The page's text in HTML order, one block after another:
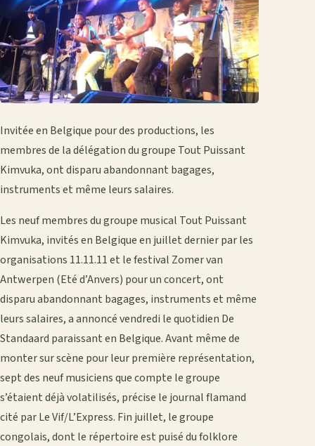
Invitée en Belgique pour des productions, les
membres de la délégation du groupe Tout Puissant
Kimvuka, ont disparu abandonnant bagages,
instruments et même leurs salaires.
Les neuf membres du groupe musical Tout Puissant
Kimvuka, invités en Belgique en juillet dernier par les
organisations 11.11.11 et le festival Zomer van
Antwerpen (Eté d’Anvers) pour un concert, ont
disparu abandonnant bagages, instruments et même
leurs salaires, a annoncé vendredi le quotidien De
Standaard paraissant en Belgique. Avant même de
monter sur scène pour leur première représentation,
sept des neuf musiciens que compte le groupe
s’étaient déjà volatilisés, précise le journal flamand
cité par Le Vif/L’Express. Fin juillet, le groupe
congolais, dont le répertoire est puisé du folklore